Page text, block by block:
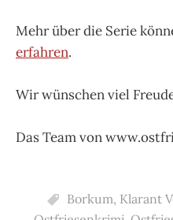
Mehr über die Serie
erfahren.
Wir wünschen viel
Das Team von
Borkum, Klarant